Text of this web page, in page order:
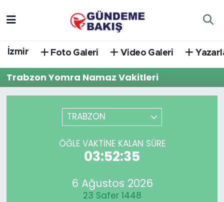
İzmir Foto Galeri Video Galeri
Trabzon Yomra Namaz Vakitleri
TRABZON
ÖĞLE VAKTINE KALAN SÜRE
03:52:35
6 Ağustos 2026
23 Safer 1448
DÜNYA
English News
Trafik Durumu
Süper Lig Puan Durumu ve Fikstür
Tüm Manşetler
Haber Arşivi